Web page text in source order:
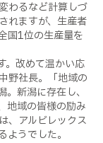
わるなど計算しづ
れますが、生産者
国1位の生産量を
。改めて温かい応
野社長。「地域の
新潟に存在し、
地域の皆様の励み
、アルビレックス
うでした。